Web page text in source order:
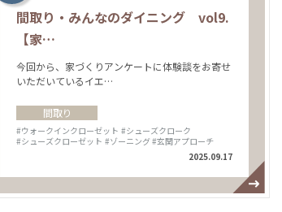
間取り・みんなのダイニング vol9.
【家…
今回から、家づくりアンケートに体験談をお寄せ
いただいているイエ…
間取り
#ウォークインクローゼット #シューズクローク
#シューズクローゼット #ゾーニング#玄関アプローチ
2025.09.17